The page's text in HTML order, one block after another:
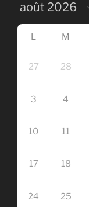
L M
27 28
3 4
10 11
17 18
24 25